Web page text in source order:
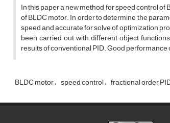
In this paper a new method for speed control
of BLDC motor. In order to determine the
speed and accurate for solve of optimization
been carried out with different object
results of conventional PID. Good
BLDC motor speed control fractional order